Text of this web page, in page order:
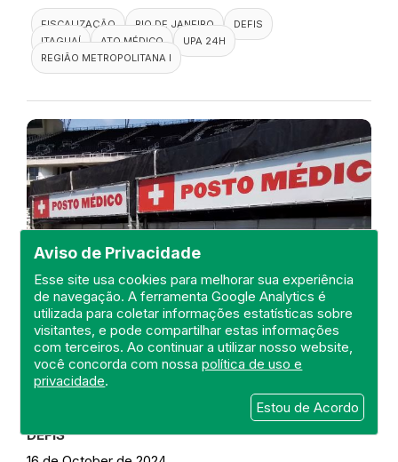
Aviso de Privacidade
Esse site usa cookies para melhorar sua experiência
de navegação. A ferramenta Google Analytics é
utilizada para coletar informações estatísticas sobre
visitantes, e pode compartilhar estas informações
com terceiros. Ao continuar a utilizar nosso website,
você concorda com nossapolítica de uso e
privacidade.
Estou de Acordo
FISCALIZAÇÃO RIO DE JANEIRO
DEFIS
ITAGUAÍ
ATO MÉDICO
UPA 24H
REGIÃO METROPOLITANA I
Visita ao Posto Médico do Show
DEFIS